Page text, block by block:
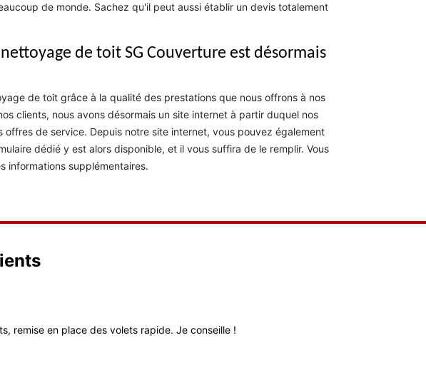
de monde. Sachez qu'il peut aussi établir un devis totalement
de toit SG Couverture est désormais
de toit grâce à la qualité des prestations que nous offrons à nos
clients, nous avons désormais un site internet à partir duquel nos
de service. Depuis notre site internet, vous pouvez également
dédié y est alors disponible, et il vous suffira de le remplir. Vous
informations supplémentaires.
remise en place des volets rapide. Je conseille !